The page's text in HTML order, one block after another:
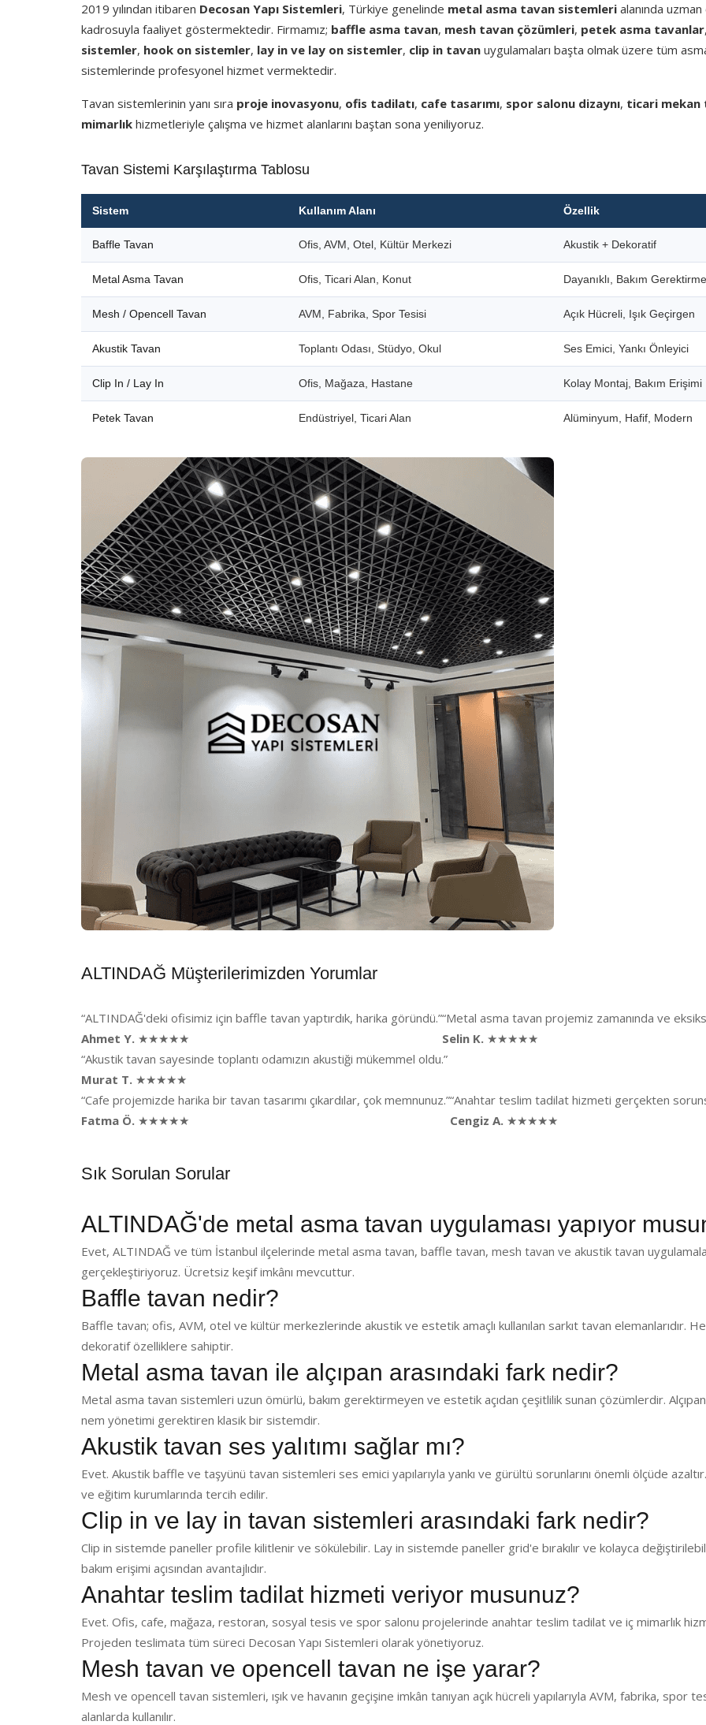
2019 yılından itibaren Decosan Yapı Sistemleri, Türkiye genelinde metal asma tavan sistemleri alanında
kadrosuyla faaliyet göstermektedir. Firmamız; baffle asma tavan, mesh tavan çözümleri, petek asma tavanlar,
sistemler, hook on sistemler, lay in ve lay on sistemler, clip in tavan uygulamaları başta olmak üzere tüm
sistemlerinde profesyonel hizmet vermektedir.
Tavan sistemlerinin yanı sıra proje inovasyonu, ofis tadilatı, cafe tasarımı, spor salonu dizaynı, ticari mekan
mimarlık hizmetleriyle çalışma ve hizmet alanlarını baştan sona yeniliyoruz.
Tavan Sistemi Karşılaştırma Tablosu
Sistem Kullanım Alanı Özellik
Baffle Tavan Ofis, AVM, Otel, Kültür Merkezi Akustik + Dekoratif
Metal Asma Tavan Ofis, Ticari Alan, Konut Dayanıklı, Bakım
Mesh / Opencell Tavan AVM, Fabrika, Spor Tesisi Açık Hücreli, Işık Geçirgen
Akustik Tavan Toplantı Odası, Stüdyo, Okul Ses Emici, Yankı Önleyici
Clip In / Lay In Ofis, Mağaza, Hastane Kolay Montaj, Bakım Erişimi
Petek Tavan Endüstriyel, Ticari Alan Alüminyum, Hafif, Modern
ALTINDAĞ Müşterilerimizden Yorumlar
“ALTINDAĞ'deki ofisimiz için baffle tavan yaptırdık, harika göründü.”
Ahmet Y. ★★★★★
“Metal asma tavan projemiz zamanında ve
Selin K. ★★★★★
“Akustik tavan sayesinde toplantı odamızın akustiği mükemmel oldu.”
Murat T. ★★★★★
“Cafe projemizde harika bir tavan tasarımı çıkardılar, çok memnunuz.”
Fatma Ö. ★★★★★
“Anahtar teslim tadilat hizmeti gerçekten
Cengiz A. ★★★★★
Sık Sorulan Sorular
ALTINDAĞ'de metal asma tavan uygulaması yapıyor
Evet, ALTINDAĞ ve tüm İstanbul ilçelerinde metal asma tavan, baffle tavan, mesh tavan ve akustik tavan
gerçekleştiriyoruz. Ücretsiz keşif imkânı mevcuttur.
Baffle tavan nedir?
Baffle tavan; ofis, AVM, otel ve kültür merkezlerinde akustik ve estetik amaçlı kullanılan sarkıt tavan elemanlarıdır.
dekoratif özelliklere sahiptir.
Metal asma tavan ile alçıpan arasındaki fark nedir?
Metal asma tavan sistemleri uzun ömürlü, bakım gerektirmeyen ve estetik açıdan çeşitlilik sunan çözümlerdir.
nem yönetimi gerektiren klasik bir sistemdir.
Akustik tavan ses yalıtımı sağlar mı?
Evet. Akustik baffle ve taşyünü tavan sistemleri ses emici yapılarıyla yankı ve gürültü sorunlarını önemli ölçüde
ve eğitim kurumlarında tercih edilir.
Clip in ve lay in tavan sistemleri arasındaki fark nedir?
Clip in sistemde paneller profile kilitlenir ve sökülebilir. Lay in sistemde paneller grid'e bırakılır ve kolayca
bakım erişimi açısından avantajlıdır.
Anahtar teslim tadilat hizmeti veriyor musunuz?
Evet. Ofis, cafe, mağaza, restoran, sosyal tesis ve spor salonu projelerinde anahtar teslim tadilat ve iç mimarlık
Projeden teslimata tüm süreci Decosan Yapı Sistemleri olarak yönetiyoruz.
Mesh tavan ve opencell tavan ne işe yarar?
Mesh ve opencell tavan sistemleri, ışık ve havanın geçişine imkân tanıyan açık hücreli yapılarıyla AVM, fabrika, spor
alanlarda kullanılır.